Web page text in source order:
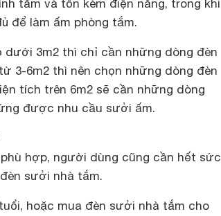
tắm và tốn kém điện năng, trong khi
để làm ấm phòng tắm.
3m2 thì chỉ cần những dòng đèn
3-6m2 thì nên chọn những dòng đèn
tích trên 6m2 sẽ cần những dòng
được nhu cầu sưởi ấm.
hợp, người dùng cũng cần hết sức
sưởi nhà tắm.
hoặc mua đèn sưởi nhà tắm cho